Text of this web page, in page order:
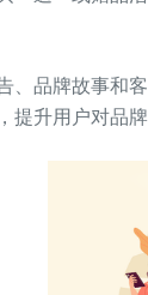
品牌故事和客
提升用户对品牌